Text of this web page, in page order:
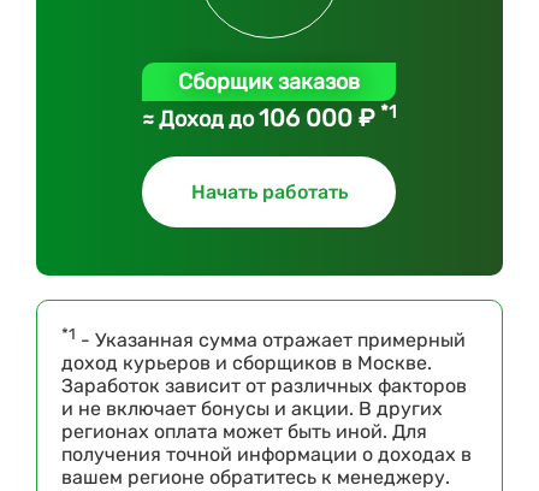
Сборщик заказов
≈ Доход до106 000 ₽ *1
Начать работать
*1 - Указанная сумма отражает примерный
доход курьеров и сборщиков в Москве.
Заработок зависит от различных факторов
и не включает бонусы и акции. В других
регионах оплата может быть иной. Для
получения точной информации о доходах в
вашем регионе обратитесь к менеджеру.